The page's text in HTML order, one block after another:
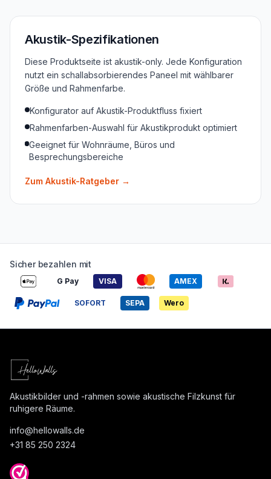
Akustik-Spezifikationen
Diese Produktseite ist akustik-only. Jede Konfiguration
nutzt ein schallabsorbierendes Paneel mit wählbarer
Größe und Rahmenfarbe.
Konfigurator auf Akustik-Produktfluss fixiert
Rahmenfarben-Auswahl für Akustikprodukt optimiert
Geeignet für Wohnräume, Büros und
Besprechungsbereiche
Zum Akustik-Ratgeber →
Sicher bezahlen mit
G Pay VISA AMEX
SOFORT SEPA Wero
Akustikbilder und -rahmen sowie akustische Filzkunst für
ruhigere Räume.
info@hellowalls.de
+31 85 250 2324